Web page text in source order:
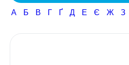
А Б В Г Ґ Д Е Є Ж З